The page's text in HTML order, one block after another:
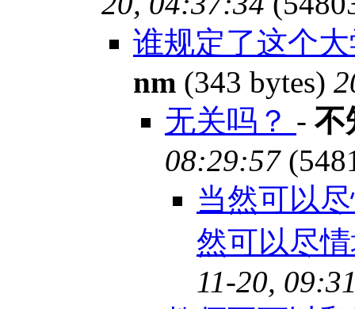
谁规定了这个
nm (343 bytes)
无关吗？ - 不
08:29:57
当然可以
然可以尽
11-20,